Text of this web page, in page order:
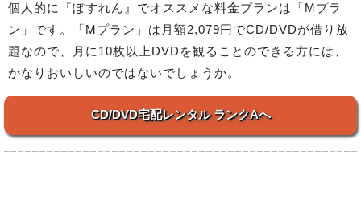
個人的に『ぽすれん』でオススメな料金プランは「Mプラ
ン」です。「Mプラン」は月額2,079円でCD/DVDが借り放
題なので、月に10枚以上DVDを観ることのできる方には、
かなりおいしいのではないでしょうか。
CD/DVD宅配レンタル ランクAへ